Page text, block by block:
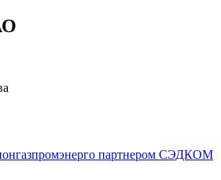
партнером СЭДКОМ